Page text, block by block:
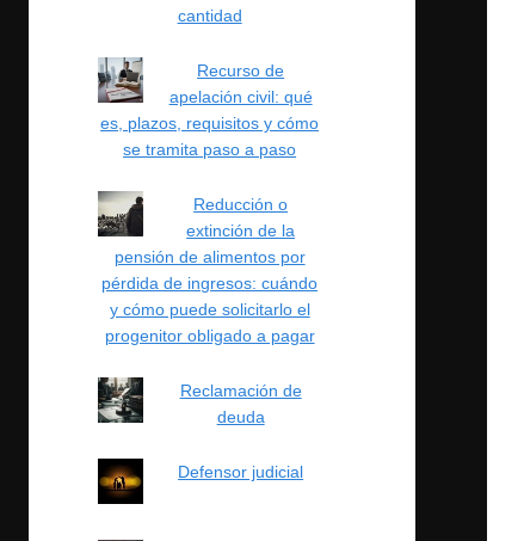
cantidad
Recurso de
apelación civil: qué
es, plazos, requisitos y cómo
se tramita paso a paso
Reducción o
extinción de la
pensión de alimentos por
pérdida de ingresos: cuándo
y cómo puede solicitarlo el
progenitor obligado a pagar
Reclamación de
deuda
Defensor judicial